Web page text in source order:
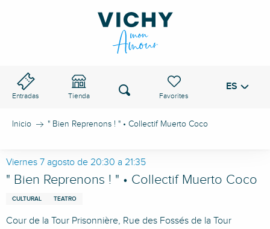
Entradas Tienda
Voir les favoris
Buscar ES
Inicio " Bien Reprenons ! " • Collectif Muerto Coco
Viernes 7 agosto de 20:30 a 21:35
" Bien Reprenons ! " • Collectif Muerto Coco
CULTURAL TEATRO
Cour de la Tour Prisonnière, Rue des Fossés de la Tour